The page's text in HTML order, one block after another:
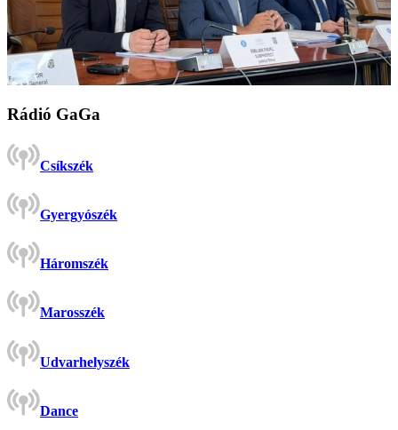
Rádió GaGa
Csíkszék
Gyergyószék
Háromszék
Marosszék
Udvarhelyszék
Dance